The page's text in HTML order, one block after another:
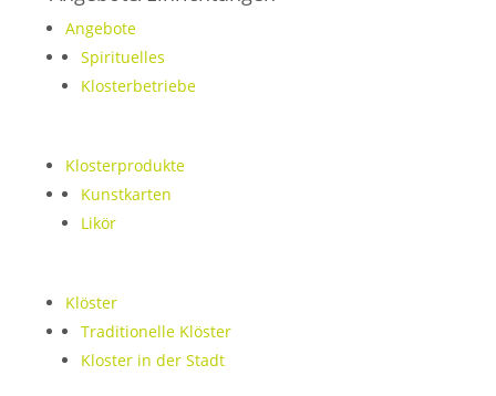
Angebote
Spirituelles
Klosterbetriebe
Klosterprodukte
Kunstkarten
Likör
Klöster
Traditionelle Klöster
Kloster in der Stadt